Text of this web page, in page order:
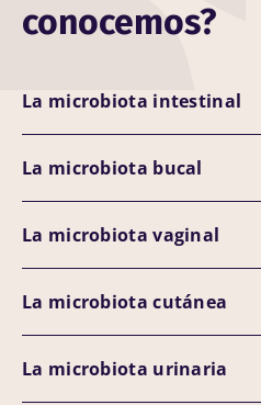
conocemos?
La microbiota intestinal
La microbiota bucal
La microbiota vaginal
La microbiota cutánea
La microbiota urinaria